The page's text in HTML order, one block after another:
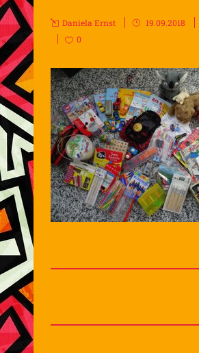
Daniela Ernst 19.09.2018
0